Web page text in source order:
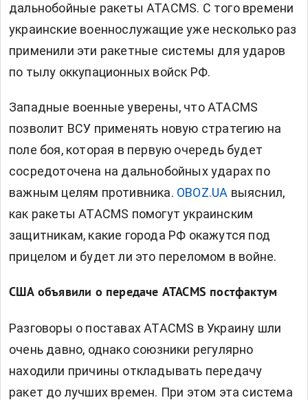
дальнобойные ракеты ATACMS. С того времени
украинские военнослужащие уже несколько раз
применили эти ракетные системы для ударов
по тылу оккупационных войск РФ.
Западные военные уверены, что ATACMS
позволит ВСУ применять новую стратегию на
поле боя, которая в первую очередь будет
сосредоточена на дальнобойных ударах по
важным целям противника. OBOZ.UA выяснил,
как ракеты ATACMS помогут украинским
защитникам, какие города РФ окажутся под
прицелом и будет ли это переломом в войне.
США объявили о передаче ATACMS постфактум
Разговоры о поставах ATACMS в Украину шли
очень давно, однако союзники регулярно
находили причины откладывать передачу
ракет до лучших времен. При этом эта система